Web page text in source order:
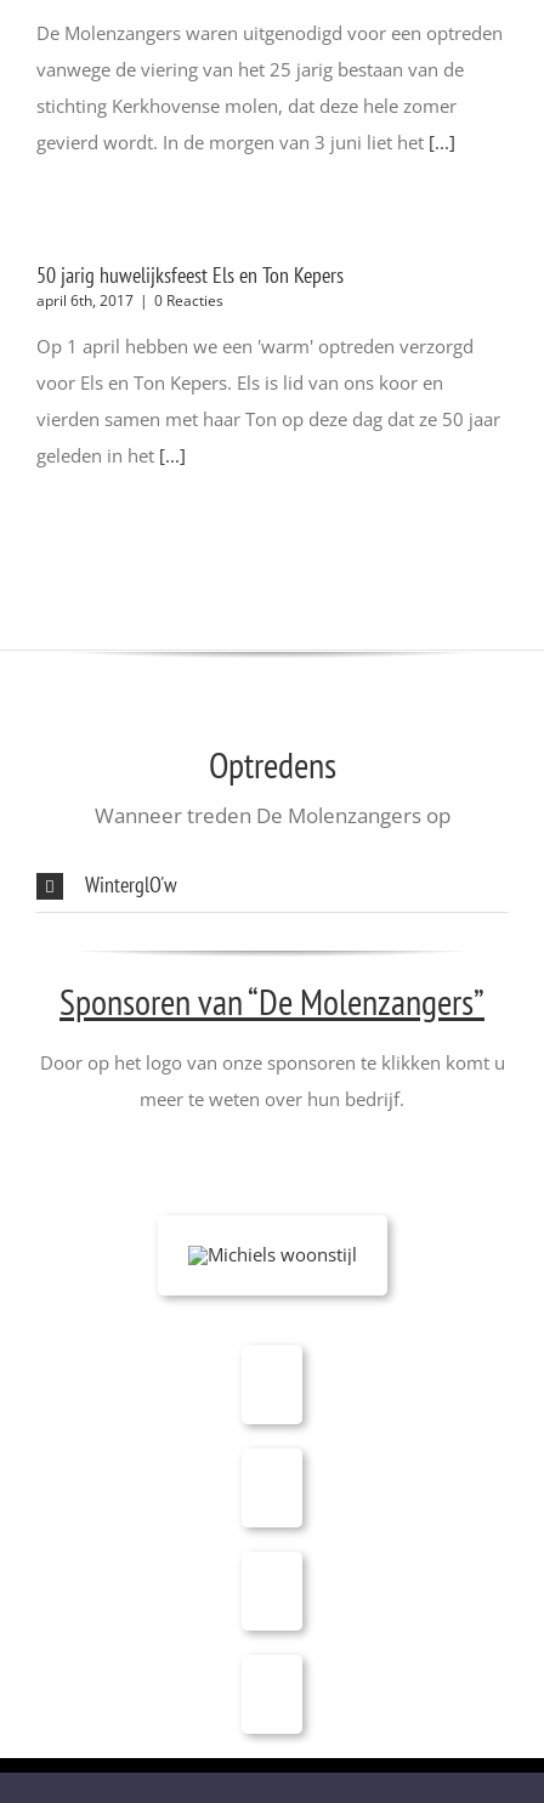
De Molenzangers waren uitgenodigd voor een optreden
vanwege de viering van het 25 jarig bestaan van de
stichting Kerkhovense molen, dat deze hele zomer
gevierd wordt. In de morgen van 3 juni liet het [...]
50 jarig huwelijksfeest Els en Ton Kepers
april 6th, 2017 | 0 Reacties
Op 1 april hebben we een 'warm' optreden verzorgd
voor Els en Ton Kepers. Els is lid van ons koor en
vierden samen met haar Ton op deze dag dat ze 50 jaar
geleden in het [...]
Optredens
Wanneer treden De Molenzangers op
WinterglO'w
Sponsoren van “De Molenzangers”
Door op het logo van onze sponsoren te klikken komt u
meer te weten over hun bedrijf.